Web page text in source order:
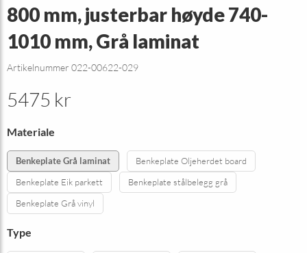
800 mm, justerbar høyde 740-
1010 mm, Grå laminat
Artikelnummer 022-00622-029
5475 kr
Materiale
Benkeplate Grå laminat
Benkeplate Oljeherdet board
Benkeplate Eik parkett
Benkeplate stålbelegg grå
Benkeplate Grå vinyl
Type